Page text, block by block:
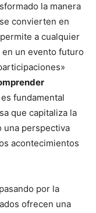
la manera
convierten en
a cualquier
un evento futuro
fundamental
que capitaliza la
una perspectiva
acontecimientos
por la
ofrecen una